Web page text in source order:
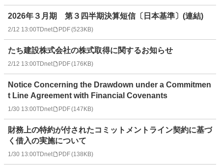
2026年３月期 第３四半期決算短信〔日本基準〕(連結)
2/12 13:00TDnet PDF(523KB)
たち建設株式会社の株式取得に関するお知らせ
2/12 13:00TDnet PDF(176KB)
Notice Concerning the Drawdown under a Commitmen
t Line Agreement with Financial Covenants
1/30 13:00TDnet PDF(147KB)
財務上の特約が付されたコミットメントライン契約に基づ
く借入の実施について
1/30 13:00TDnet PDF(138KB)